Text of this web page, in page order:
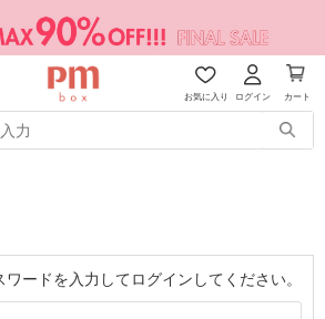
お気に入り ログイン カート
ードを入力してログインしてください。